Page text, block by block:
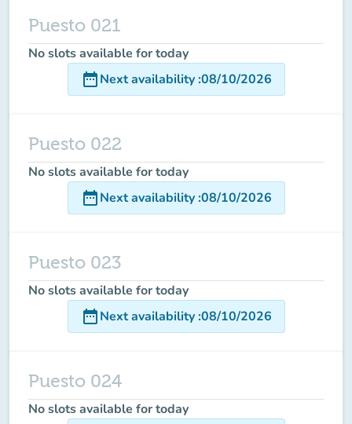
Puesto 021
No slots available for today
date_rangeNext availability:08/10/2026
Puesto 022
No slots available for today
date_rangeNext availability:08/10/2026
Puesto 023
No slots available for today
date_rangeNext availability:08/10/2026
Puesto 024
No slots available for today